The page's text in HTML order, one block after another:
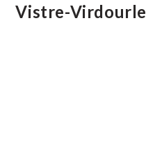
Vistre-Virdourle